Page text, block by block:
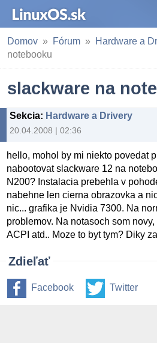
Domov Fórum Hardware a
notebooku
slackware na
Sekcia: Hardware a Drivery
20.04.2008 | 02:36
hello, mohol by mi niekto povedat
nabootovat slackware 12 na
N200? Instalacia prebehla v
nabehne len cierna obrazovka a
nic... grafika je Nvidia 7300. Na
problemov. Na notasoch som
ACPI atd.. Moze to byt tym? Diky
Zdieľať
Facebook Twitter